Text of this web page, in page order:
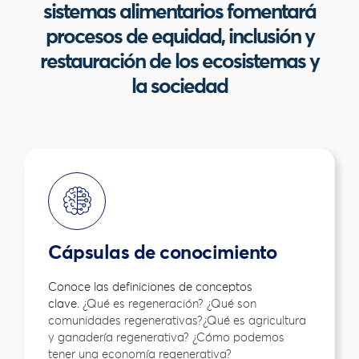
La plataformaRegeneración en Acciónse enfoca en
un conjunto específico de prácticas regenerativas y
busca explorar el lado práctico. Sin embargo, las
prácticas regenerativas son solo una de las muchas
prácticas y cambios necesarios para encajar dentro
deben permanecer intactas y garantizar que todas
las tierras agrícolas tengan integridad funcional
(capacidad de regeneración; fuente: adaptado de
sistemas alimentarios fomentará
procesos de equidad, inclusión y
restauración de los ecosistemas y
la sociedad
Cápsulas de conocimiento
Conoce las definiciones de conceptos
clave. ¿Qué es regeneración? ¿Qué son
comunidades regenerativas?¿Qué es agricultura
y ganadería regenerativa? ¿Cómo podemos
tener una economía regenerativa?